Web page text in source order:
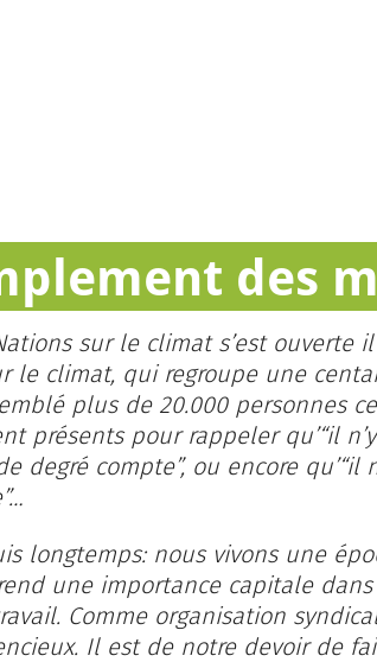
des
sur le climat s’est ouverte
le climat, qui regroupe une
plus de 20.000 personnes
présents pour rappeler qu’“il
degré compte”, ou encore qu’“il
longtemps: nous vivons une
une importance capitale
Comme organisation
Il est de notre devoir de